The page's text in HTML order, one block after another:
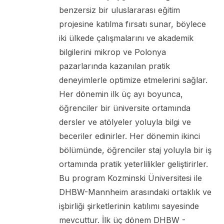
benzersiz bir uluslararası eğitim
projesine katılma fırsatı sunar, böylece
iki ülkede çalışmalarını ve akademik
bilgilerini mikrop ve Polonya
pazarlarında kazanılan pratik
deneyimlerle optimize etmelerini sağlar.
Her dönemin ilk üç ayı boyunca,
öğrenciler bir üniversite ortamında
dersler ve atölyeler yoluyla bilgi ve
beceriler edinirler. Her dönemin ikinci
bölümünde, öğrenciler staj yoluyla bir iş
ortamında pratik yeterlilikler geliştirirler.
Bu program Kozminski Üniversitesi ile
DHBW-Mannheim arasındaki ortaklık ve
işbirliği şirketlerinin katılımı sayesinde
mevcuttur. İlk üç dönem DHBW -